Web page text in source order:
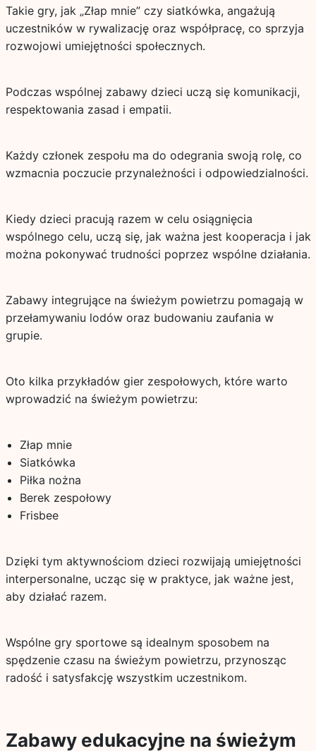
Takie gry, jak „Złap mnie” czy siatkówka, angażują
uczestników w rywalizację oraz współpracę, co sprzyja
rozwojowi umiejętności społecznych.
Podczas wspólnej zabawy dzieci uczą się komunikacji,
respektowania zasad i empatii.
Każdy członek zespołu ma do odegrania swoją rolę, co
wzmacnia poczucie przynależności i odpowiedzialności.
Kiedy dzieci pracują razem w celu osiągnięcia
wspólnego celu, uczą się, jak ważna jest kooperacja i jak
można pokonywać trudności poprzez wspólne działania.
Zabawy integrujące na świeżym powietrzu pomagają w
przełamywaniu lodów oraz budowaniu zaufania w
grupie.
Oto kilka przykładów gier zespołowych, które warto
wprowadzić na świeżym powietrzu:
Złap mnie
Siatkówka
Piłka nożna
Berek zespołowy
Frisbee
Dzięki tym aktywnościom dzieci rozwijają umiejętności
interpersonalne, ucząc się w praktyce, jak ważne jest,
aby działać razem.
Wspólne gry sportowe są idealnym sposobem na
spędzenie czasu na świeżym powietrzu, przynosząc
radość i satysfakcję wszystkim uczestnikom.
Zabawy edukacyjne na świeżym